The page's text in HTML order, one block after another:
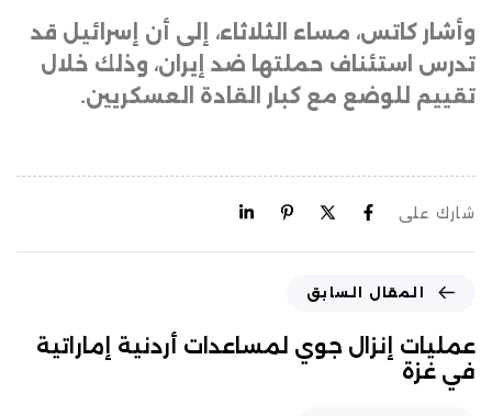
وأشار كاتس، مساء الثلاثاء، إلى أن إسرائيل قد
تدرس استئناف حملتها ضد إيران، وذلك خلال
تقييم للوضع مع كبار القادة العسكريين.
شارك على
المقال السابق
عمليات إنزال جوي لمساعدات أردنية إماراتية
في غزة